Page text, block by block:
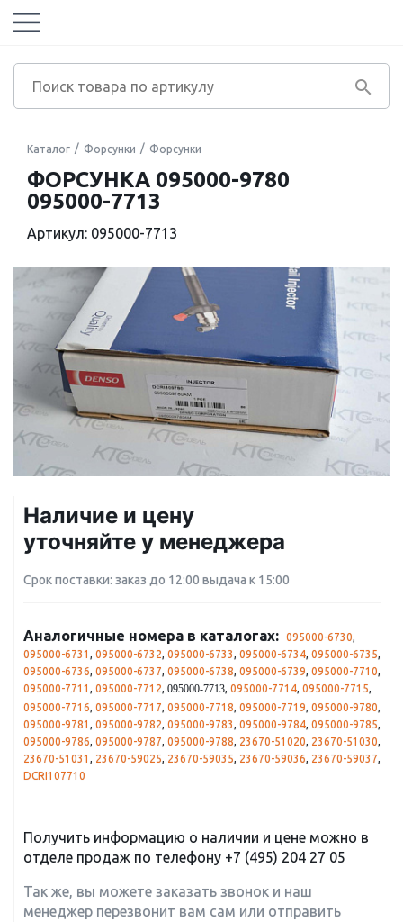
Каталог Форсунки Форсунки
ФОРСУНКА 095000-9780
095000-7713
Артикул: 095000-7713
Наличие и цену
уточняйте у менеджера
Срок поставки: заказ до 12:00 выдача к 15:00
Аналогичные номера в каталогах: 095000-6730,
095000-6731 , 095000-6732, 095000-6733, 095000-6734, 095000-6735,
095000-6736, 095000-6737, 095000-6738, 095000-6739, 095000-7710,
095000-7711 , 095000-7712, 095000-7713, 095000-7714, 095000-7715,
095000-7716, 095000-7717, 095000-7718, 095000-7719, 095000-9780,
095000-9781 , 095000-9782, 095000-9783, 095000-9784, 095000-9785,
095000-9786, 095000-9787, 095000-9788, 23670-51020, 23670-51030,
23670-51031 , 23670-59025, 23670-59035, 23670-59036, 23670-59037,
DCRI107710
Получить информацию о наличии и цене можно в
отделе продаж по телефону +7 (495) 204 27 05
Так же, вы можете заказать звонок и наш
менеджер перезвонит вам сам или отправить